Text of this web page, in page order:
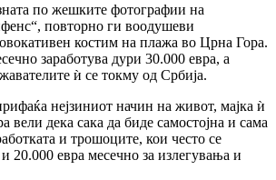
по жешките фотографии на
повторно ги воодушеви
костим на плажа во Црна Гора.
заработува дури 30.000 евра, а
ѝ се токму од Србија.
нејзиниот начин на живот, мајка ѝ
вели дека сака да биде самостојна и сама
и трошоците, кои често се
20.000 евра месечно за излегувања и